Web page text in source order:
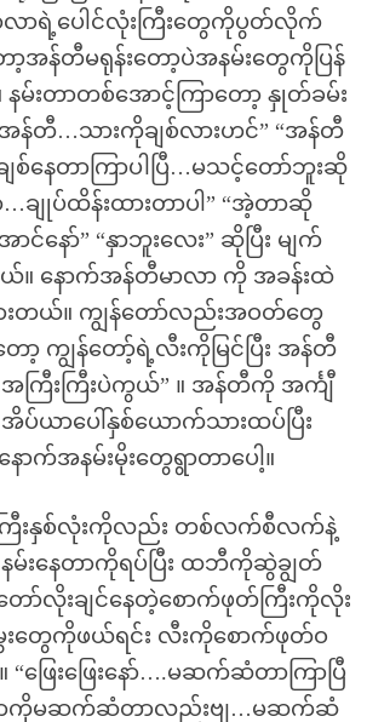
ာရဲ့ပေါင်လုံးကြီးတွေကိုပွတ်လိုက်
အန်တီမရုန်းတော့ပဲအနမ်းတွေကိုပြန်
မ်းတာတစ်အောင့်ကြာတော့ နှုတ်ခမ်း
“အန်တီ…သားကိုချစ်လားဟင်” “အန်တီ
စ်နေတာကြာပါပြီ…မသင့်တော်ဘူးဆို
ချုပ်ထိန်းထားတာပါ” “အဲ့တာဆို
င်နော်” “နှာဘူးလေး” ဆိုပြီး မျက်
ယ်။ နောက်အန်တီမာလာ ကို အခန်းထဲ
းတယ်။ ကျွန်တော်လည်းအဝတ်တွေ
ကျွန်တော့်ရဲ့လီးကိုမြင်ပြီး အန်တီ
ကြီးကြီးပဲကွယ်” ။ အန်တီကို အင်္ကျီ
ပ်ယာပေါ်နှစ်ယောက်သားထပ်ပြီး
က်အနမ်းမိုးတွေရွာတာပေါ့။
ြီးနှစ်လုံးကိုလည်း တစ်လက်စီလက်နဲ့
မ်းနေတာကိုရပ်ပြီး ထဘီကိုဆွဲချွတ်
ာ်လိုးချင်နေတဲ့စောက်ဖုတ်ကြီးကိုလိုး
းတွေကိုဖယ်ရင်း လီးကိုစောက်ဖုတ်ဝ
ြေးဖြေးနော်….မဆက်ဆံတာကြာပြီ
ာကိုမဆက်ဆံတာလည်းဗျ…မဆက်ဆံ